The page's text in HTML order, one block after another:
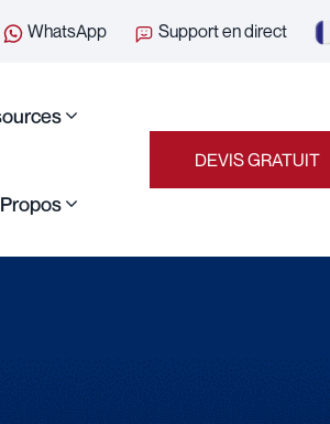
WhatsApp Support en direct
DEVIS GRATUIT